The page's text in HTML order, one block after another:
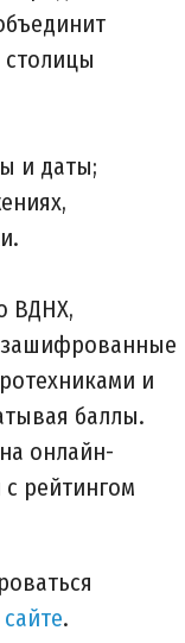
и даты;
ВДНХ,
зашифрованные
и
баллы.
онлайн-
рейтингом
сайте.